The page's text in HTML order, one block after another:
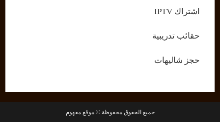
اشتراك IPTV
حقائب تدريبية
حجز شاليهات
جميع الحقوق محفوظة © موقع مفهوم